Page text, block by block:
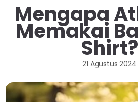
Mengapa
Memakai
Shirt?
21 Agustus 2024